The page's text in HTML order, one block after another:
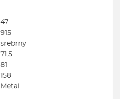
47
915
srebrny
71.5
81
158
Metal